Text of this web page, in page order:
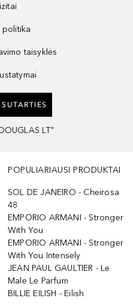
politika
taisyklės
LT"
POPULIARIAUSI PRODUKTAI
SOL DE JANEIRO - Cheirosa
48
EMPORIO ARMANI - Stronger
With You
EMPORIO ARMANI - Stronger
With You Intensely
JEAN PAUL GAULTIER - Le
Male Le Parfum
BILLIE EILISH - Eilish